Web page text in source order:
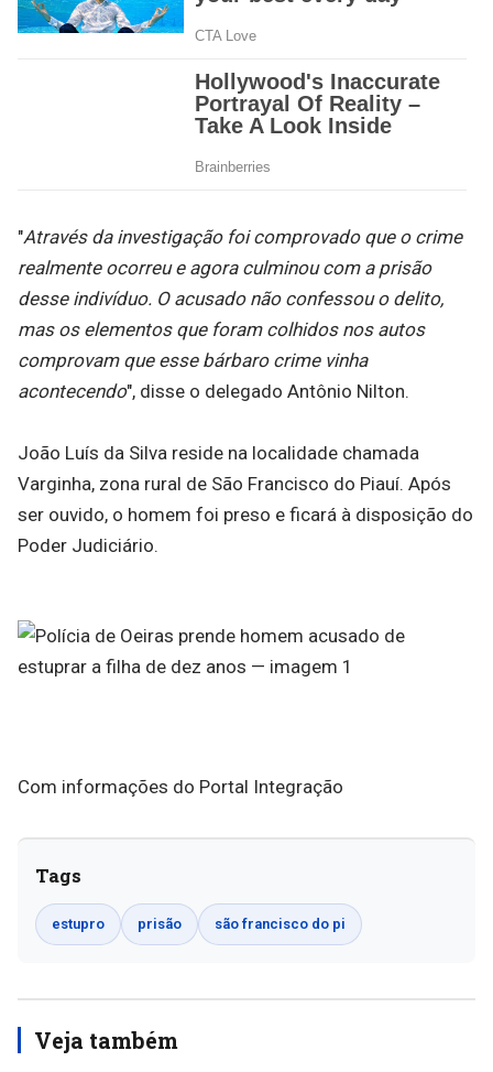
"Através da investigação foi comprovado que o crime
realmente ocorreu e agora culminou com a prisão
desse indivíduo. O acusado não confessou o delito,
mas os elementos que foram colhidos nos autos
comprovam que esse bárbaro crime vinha
acontecendo", disse o delegado Antônio Nilton.
João Luís da Silva reside na localidade chamada
Varginha, zona rural de São Francisco do Piauí. Após
ser ouvido, o homem foi preso e ficará à disposição do
Poder Judiciário.
Com informações do Portal Integração
Tags
estupro prisão são francisco do pi
Veja também